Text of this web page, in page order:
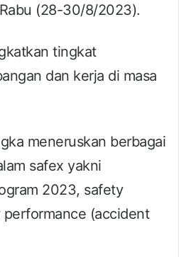
(28-30/8/2023).
tingkat
dan kerja di masa
meneruskan berbagai
safex yakni
2023, safety
(accident